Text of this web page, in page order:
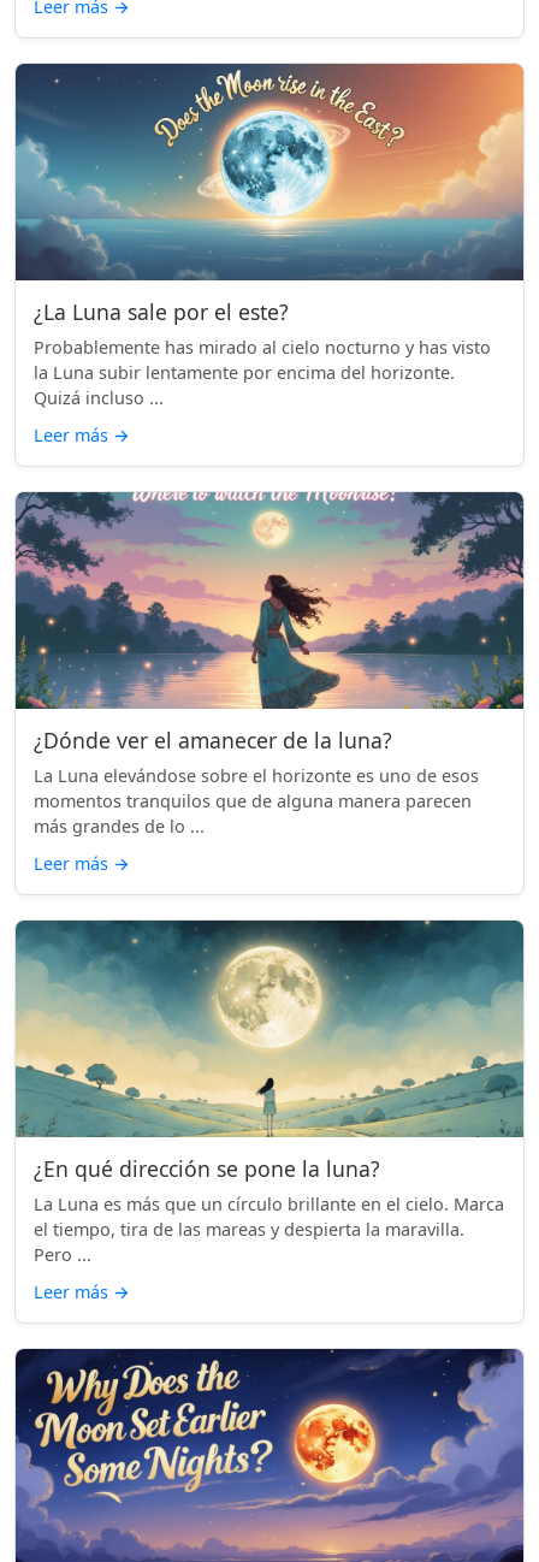
Leer más →
¿La Luna sale por el este?
Probablemente has mirado al cielo nocturno y has visto
la Luna subir lentamente por encima del horizonte.
Quizá incluso ...
Leer más →
¿Dónde ver el amanecer de la luna?
La Luna elevándose sobre el horizonte es uno de esos
momentos tranquilos que de alguna manera parecen
más grandes de lo ...
Leer más →
¿En qué dirección se pone la luna?
La Luna es más que un círculo brillante en el cielo. Marca
el tiempo, tira de las mareas y despierta la maravilla.
Pero ...
Leer más →